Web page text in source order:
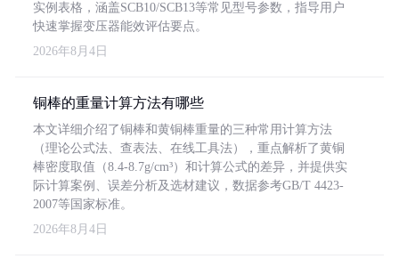
实例表格，涵盖SCB10/SCB13等常见型号参数，指导用户
快速掌握变压器能效评估要点。
2026年8月4日
铜棒的重量计算方法有哪些
本文详细介绍了铜棒和黄铜棒重量的三种常用计算方法
（理论公式法、查表法、在线工具法），重点解析了黄铜
棒密度取值（8.4-8.7g/cm³）和计算公式的差异，并提供实
际计算案例、误差分析及选材建议，数据参考GB/T 4423-
2007等国家标准。
2026年8月4日